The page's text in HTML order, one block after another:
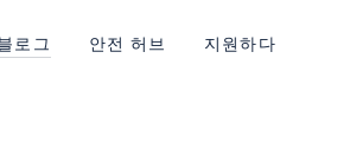
로그 안전 허브 지원하다